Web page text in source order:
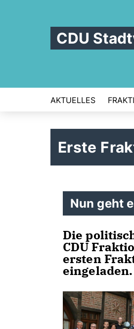
CDU
AKTUELLES
Erste
Nun geht
Die
CDU
ersten
eingeladen.